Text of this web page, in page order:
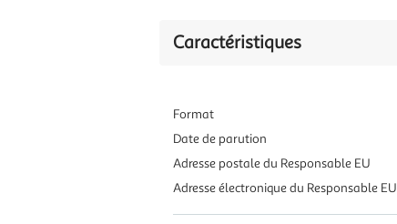
Caractéristiques
Format
Date de parution
Adresse postale du Responsable EU
Adresse électronique du Responsable EU